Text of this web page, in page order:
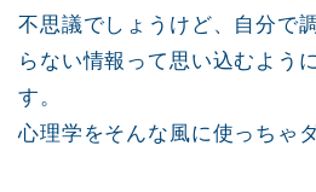
不思議でしょうけど、自分で
らない情報って思い込むよう
す。
心理学をそんな風に使っちゃ